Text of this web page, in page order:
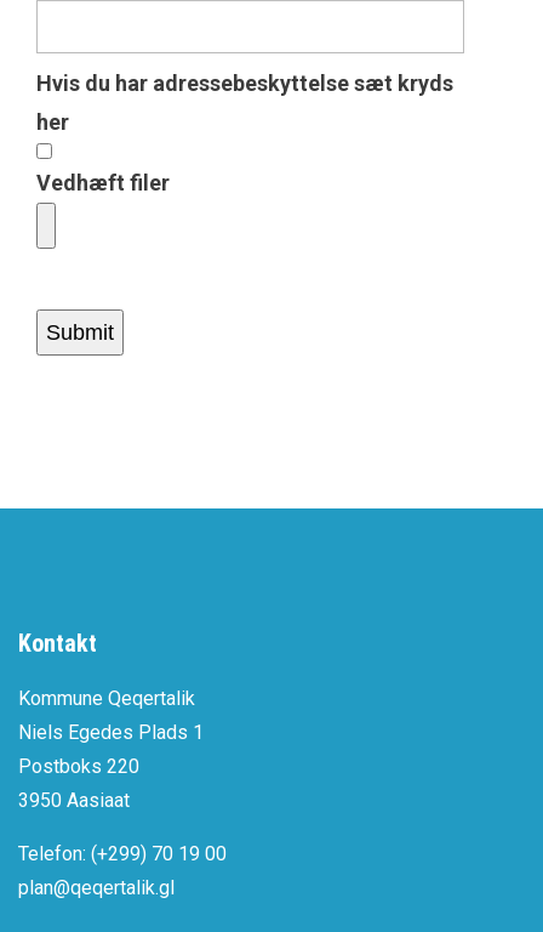
Hvis du har adressebeskyttelse sæt kryds
her
Vedhæft filer
Kontakt
Kommune Qeqertalik
Niels Egedes Plads 1
Postboks 220
3950 Aasiaat
Telefon: (+299) 70 19 00
plan@qeqertalik.gl